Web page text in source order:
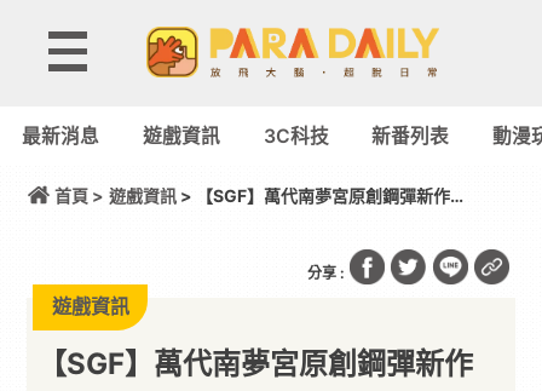
最新消息 遊戲資訊 3C科技 新番列表 動漫
首頁 > 遊戲資訊> 【SGF】萬代南夢宮原創鋼彈新作
分享 :
遊戲資訊
【SGF】萬代南夢宮原創鋼彈新作